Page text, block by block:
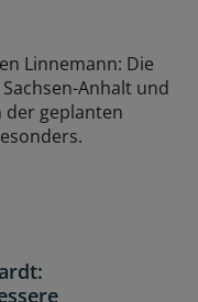
Linnemann: Die
Anhalt und
geplanten